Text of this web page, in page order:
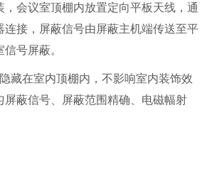
，会议室顶棚内放置定向平板天线，通
连接，屏蔽信号由屏蔽主机端传送至平
号屏蔽。
在室内顶棚内，不影响室内装饰效
屏蔽信号、屏蔽范围精确、电磁幅射